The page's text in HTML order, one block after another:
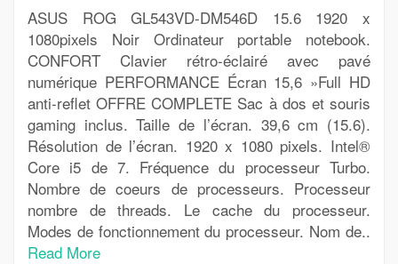
ASUS ROG GL543VD-DM546D 15.6 1920 x
1080pixels Noir Ordinateur portable notebook.
CONFORT Clavier rétro-éclairé avec pavé
numérique PERFORMANCE Écran 15,6 »Full HD
anti-reflet OFFRE COMPLETE Sac à dos et souris
gaming inclus. Taille de l’écran. 39,6 cm (15.6).
Résolution de l’écran. 1920 x 1080 pixels. Intel®
Core i5 de 7. Fréquence du processeur Turbo.
Nombre de coeurs de processeurs. Processeur
nombre de threads. Le cache du processeur.
Modes de fonctionnement du processeur. Nom de..
Read More